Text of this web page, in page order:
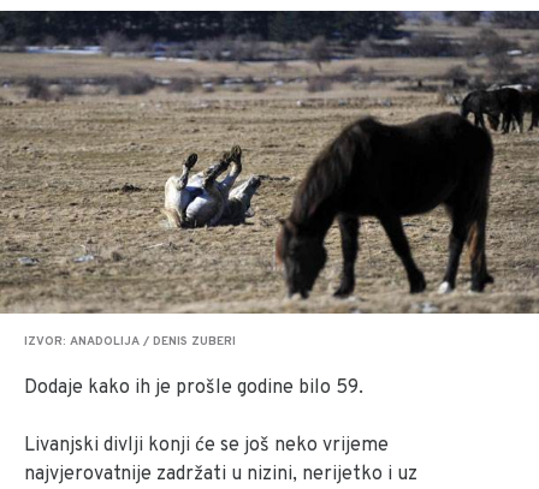
IZVOR: ANADOLIJA / DENIS ZUBERI
Dodaje kako ih je prošle godine bilo 59.
Livanjski divlji konji će se još neko vrijeme
najvjerovatnije zadržati u nizini, nerijetko i uz